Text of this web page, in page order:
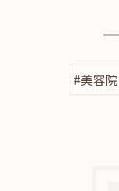
#美容院